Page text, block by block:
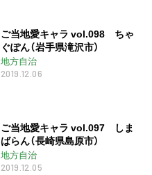
ご当地愛キャラ vol.098 ちゃ
ぐぽん（岩手県滝沢市）
地方自治
2019.12.06
ご当地愛キャラ vol.097 しま
ばらん（長崎県島原市）
地方自治
2019.12.05